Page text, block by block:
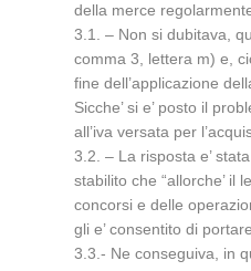
della merce
3.1. – Non si dubitava,
comma 3, lettera m) e,
fine dell’applicazione
Sicche’ si e’ posto il
all’iva versata per
3.2. – La risposta e’
stabilito che “allorche’ il
concorsi e delle
gli e’ consentito di
3.3.- Ne conseguiva, in